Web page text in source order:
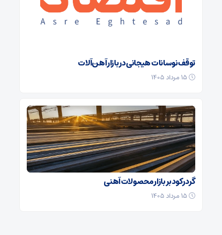
توقف نوسانات هیجانی در بازار آهن‌آلات
گرد رکود بر بازار محصولات آهنی